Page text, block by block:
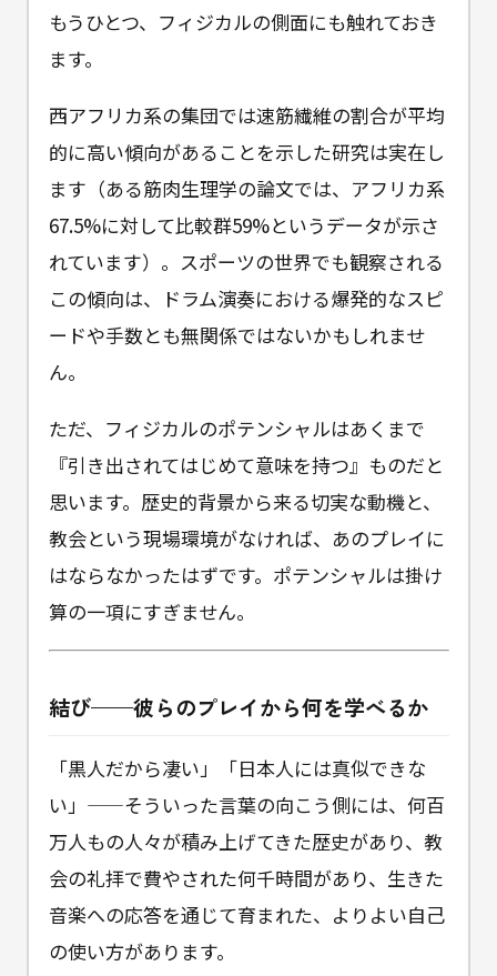
もうひとつ、フィジカルの側面にも触れておき
ます。
西アフリカ系の集団では速筋繊維の割合が平均
的に高い傾向があることを示した研究は実在し
ます（ある筋肉生理学の論文では、アフリカ系
67.5%に対して比較群59%というデータが示さ
れています）。スポーツの世界でも観察される
この傾向は、ドラム演奏における爆発的なスピ
ードや手数とも無関係ではないかもしれませ
ん。
ただ、フィジカルのポテンシャルはあくまで
『引き出されてはじめて意味を持つ』ものだと
思います。歴史的背景から来る切実な動機と、
教会という現場環境がなければ、あのプレイに
はならなかったはずです。ポテンシャルは掛け
算の一項にすぎません。
結び——彼らのプレイから何を学べるか
「黒人だから凄い」「日本人には真似できな
い」——そういった言葉の向こう側には、何百
万人もの人々が積み上げてきた歴史があり、教
会の礼拝で費やされた何千時間があり、生きた
音楽への応答を通じて育まれた、よりよい自己
の使い方があります。